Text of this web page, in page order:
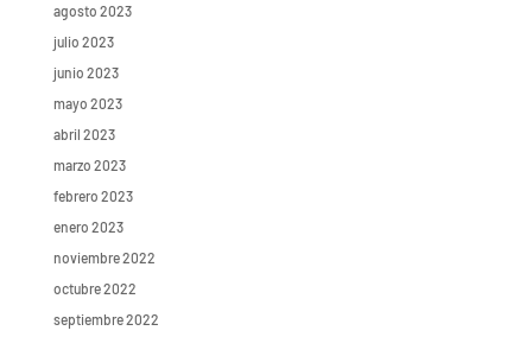
agosto 2023
julio 2023
junio 2023
mayo 2023
abril 2023
marzo 2023
febrero 2023
enero 2023
noviembre 2022
octubre 2022
septiembre 2022